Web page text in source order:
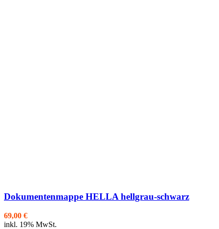
Dokumentenmappe HELLA hellgrau-schwarz
69,00 €
inkl. 19% MwSt.